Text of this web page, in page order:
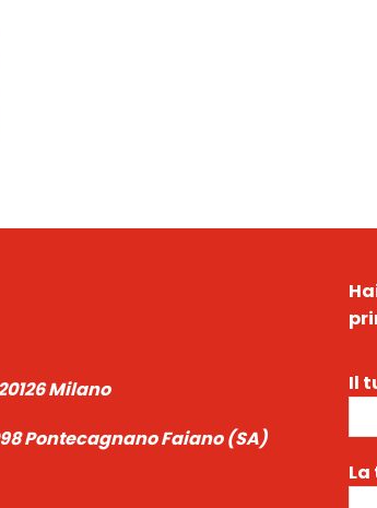
Milano
Pontecagnano Faiano (SA)
Il